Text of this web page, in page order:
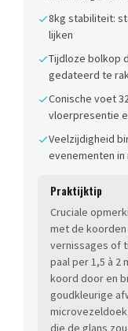
8kg stabiliteit:
lijken
Tijdloze bolkop
gedateerd te
Conische voet
vloerpresentie
Veelzijdigheid
evenementen
Praktijktip
Cruciale
met de
vernissages of
paal per 1,5 à 2
koord door en
goudkleurige
die de glans